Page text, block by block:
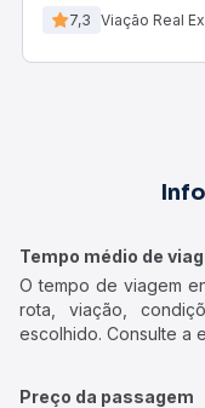
7,3 Viação Real
Tempo médio de
O tempo de viagem
rota, viação,
escolhido. Consulte a
Preço da passagem